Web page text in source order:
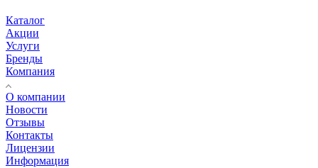
Каталог
Акции
Услуги
Бренды
Компания
О компании
Новости
Отзывы
Контакты
Лицензии
Информация